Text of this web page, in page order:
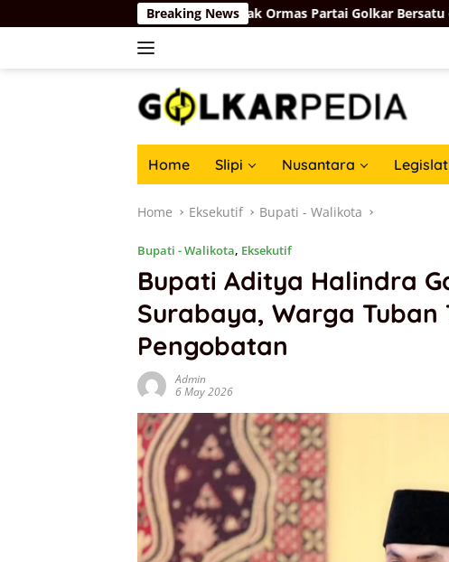
to
Breaking News
Basri Baco Ajak Ormas Partai Golkar Bersatu dan
Home Slipi Nusantara
Home Eksekutif Bupati - Walikota
Bupati - Walikota, Eksekutif
Bupati Aditya Halindra
Surabaya, Warga
Pengobatan
Admin
6 May 2026